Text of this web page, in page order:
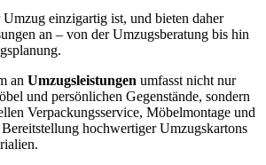
einzigartig ist, und bieten daher
an – von der Umzugsberatung bis hin
an Umzugsleistungen umfasst nicht nur
und persönlichen Gegenstände, sondern
Verpackungsservice, Möbelmontage und
hochwertiger Umzugskartons